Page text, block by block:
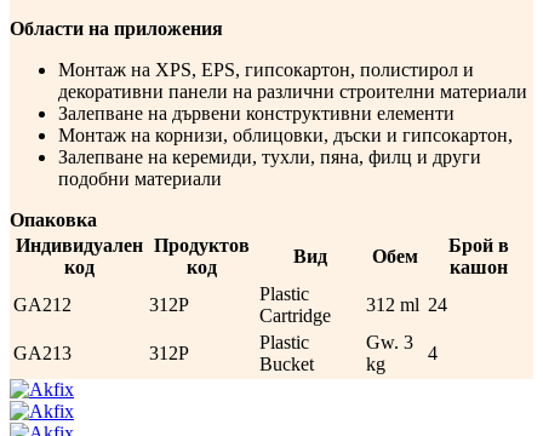
Области на приложения
Монтаж на XPS, EPS, гипсокартон, полистирол и
декоративни панели на различни строителни материали
Залепване на дървени конструктивни елементи
Монтаж на корнизи, облицовки, дъски и гипсокартон,
Залепване на керемиди, тухли, пяна, филц и други
подобни материали
Опаковка
Индивидуален
код
Продуктов
код
Вид Обем
Брой в
кашон
GA212
312P
Plastic
Cartridge
312 ml 24
GA213 312P
Plastic
Bucket
Gw. 3
kg
4